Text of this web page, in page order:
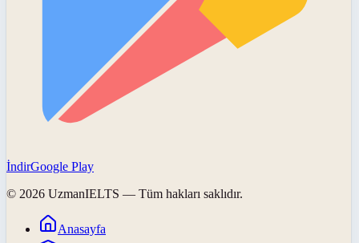
İndirGoogle Play
© 2026 UzmanIELTS — Tüm hakları saklıdır.
Anasayfa